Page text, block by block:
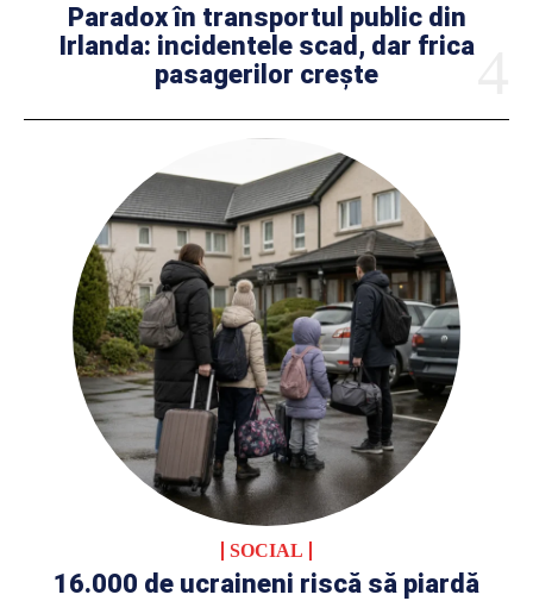
Paradox în transportul public din
Irlanda: incidentele scad, dar frica
pasagerilor crește
SOCIAL
16.000 de ucraineni riscă să piardă